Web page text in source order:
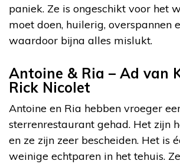
paniek. Ze is ongeschikt voor het
moet doen, huilerig, overspannen
waardoor bijna alles mislukt.
Antoine & Ria – Ad van
Rick Nicolet
Antoine en Ria hebben vroeger
sterrenrestaurant gehad. Het zijn
en ze zijn zeer bescheiden. Het is
weinige echtparen in het tehuis.